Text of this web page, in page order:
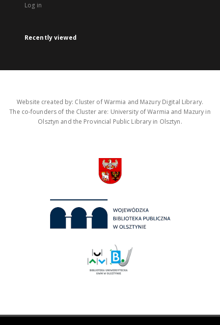
Log in
Recently viewed
Website created by: Cluster of Warmia and Mazury Digital Library.
The co-founders of the Cluster are: University of Warmia and Mazury in
Olsztyn and the Provincial Public Library in Olsztyn.